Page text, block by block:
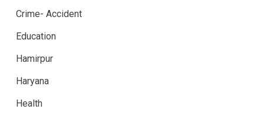
Crime- Accident
Education
Hamirpur
Haryana
Health